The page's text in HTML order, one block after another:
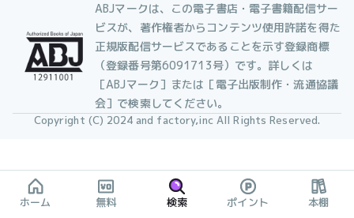
ABJマークは、この電子書店・電子書籍配信サー
ビスが、著作権者からコンテンツ使用許諾を得た
正規版配信サービスであることを示す登録商標
（登録番号第6091713号）です。詳しくは
［ABJマーク］または［電子出版制作・流通協議
会］で検索してください。
Copyright (C) 2024 and factory,inc All Rights Reserved.
ホーム 無料 検索 ポイント 本棚